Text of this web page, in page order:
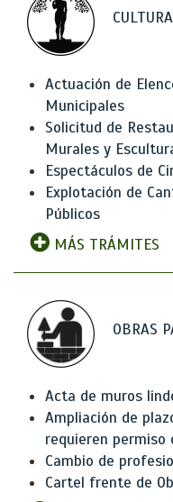
Actuación de
Municipales
Solicitud de
Murales y
Espectáculos de
Explotación de
Públicos
MÁS TRÁMITES
OBRAS
Acta de muros
Ampliación de
requieren permiso
Cambio de
Cartel frente de